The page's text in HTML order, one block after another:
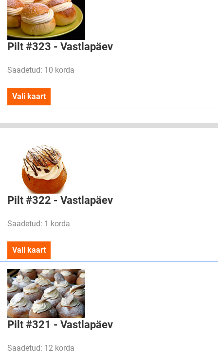
Pilt #323 - Vastlapäev
Saadetud: 10 korda
Vali kaart
Pilt #322 - Vastlapäev
Saadetud: 1 korda
Vali kaart
Pilt #321 - Vastlapäev
Saadetud: 12 korda